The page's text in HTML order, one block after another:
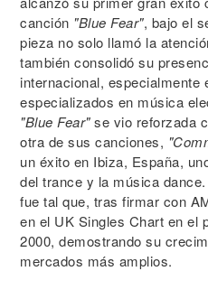
canción "Blue Fear", bajo el
pieza no solo llamó la
también consolidó su
internacional, especialmente
especializados en música
"Blue Fear"se vio reforzada
otra de sus canciones,
un éxito en Ibiza, España,
del trance y la música
fue tal que, tras firmar con
en el UK Singles Chart en el
2000, demostrando su
mercados más amplios.